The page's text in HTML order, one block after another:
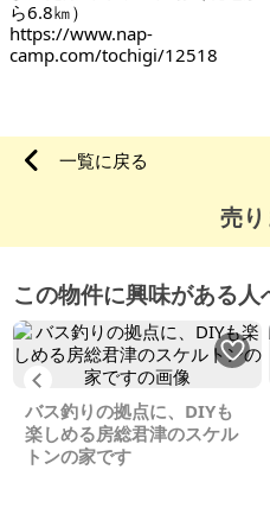
ら6.8㎞）
https://www.nap-
camp.com/tochigi/12518
一覧に戻る
売
この物件に興味がある人
Previous
バス釣りの拠点に、DIYも
楽しめる房総君津のスケル
トンの家です